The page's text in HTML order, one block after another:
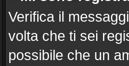
Verifica il
volta che ti sei
possibile che un